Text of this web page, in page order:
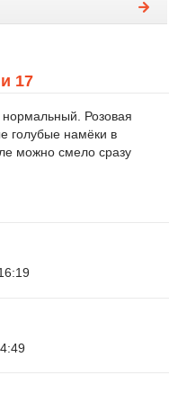
17
нормальный. Розовая
голубые намёки в
можно смело сразу